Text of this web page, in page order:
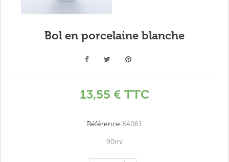
Bol en porcelaine blanche
13,55 € TTC
Référence K4061
90ml